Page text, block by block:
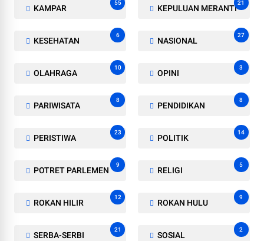
KAMPAR
55
KEPULUAN MERANTI
21
KESEHATAN
6
NASIONAL
27
OLAHRAGA
10
OPINI
3
PARIWISATA
8
PENDIDIKAN
8
PERISTIWA
23
POLITIK
14
POTRET PARLEMEN
9
RELIGI
5
ROKAN HILIR
12
ROKAN HULU
9
SERBA-SERBI
21
SOSIAL
2